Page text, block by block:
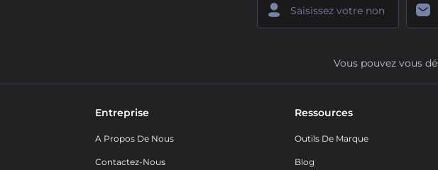
Vous pouvez vous
Entreprise
A Propos De Nous
Contactez-Nous
Ressources
Outils De Marque
Blog